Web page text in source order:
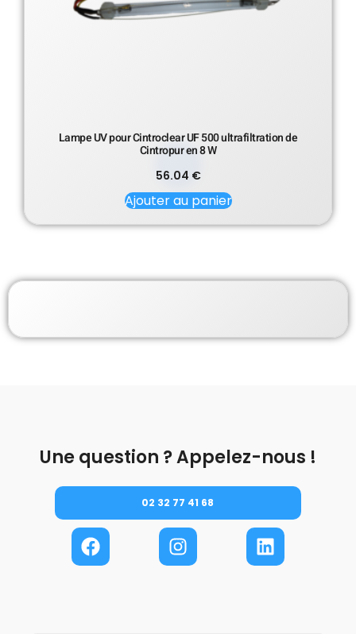
Lampe UV pour Cintroclear UF 500 ultrafiltration de
Cintropur en 8 W
56.04 €
Ajouter au panier
Une question ? Appelez-nous !
02 32 77 41 68